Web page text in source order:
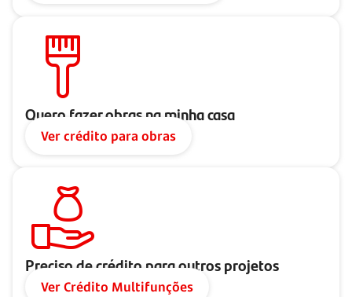
Quero fazer obras na minha casa
Ver crédito para obras
Preciso de crédito para outros projetos
Ver Crédito Multifunções